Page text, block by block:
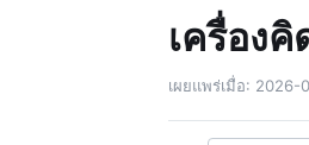
เครื่อง
เผยแพร่เมื่อ: 2026-